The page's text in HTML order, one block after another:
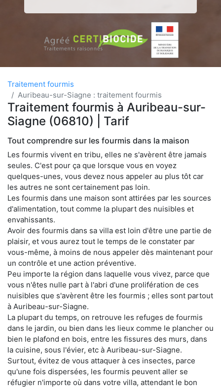
Traitement fourmis
Auribeau-sur-Siagne : traitement fourmis
Traitement fourmis à Auribeau-sur-
Siagne (06810) | Tarif
Tout comprendre sur les fourmis dans la maison
Les fourmis vivent en tribu, elles ne s'avèrent être jamais
seules. C'est pour ça que lorsque vous en voyez
quelques-unes, vous devez nous appeler au plus tôt car
les autres ne sont certainement pas loin.
Les fourmis dans une maison sont attirées par les sources
d'alimentation, tout comme la plupart des nuisibles et
envahissants.
Avoir des fourmis dans sa villa est loin d'être une partie de
plaisir, et vous aurez tout le temps de le constater par
vous-même, à moins de nous appeler dès maintenant pour
un contrôle et une action préventive.
Peu importe la région dans laquelle vous vivez, parce que
vous n'êtes nulle part à l'abri d'une prolifération de ces
nuisibles que s'avèrent être les fourmis ; elles sont partout
à Auribeau-sur-Siagne.
La plupart du temps, on retrouve les refuges de fourmis
dans le jardin, ou bien dans les lieux comme le plancher ou
bien le plafond en bois, entre les fissures des murs, dans
la cuisine, sous l'évier, etc à Auribeau-sur-Siagne.
Surtout, évitez de vous attaquer à ces insectes, parce
qu'une fois dispersées, les fourmis peuvent aller se
réfugier n'importe où dans votre villa, attendant le bon